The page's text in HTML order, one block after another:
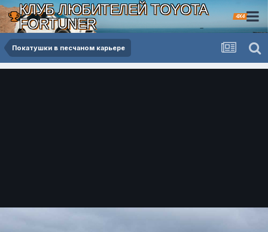
КЛУБ ЛЮБИТЕЛЕЙ TOYOTA
FORTUNER
4X4
Покатушки в песчаном карьере